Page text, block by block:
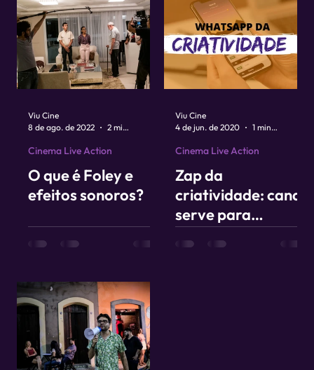
O que é Foley e
efeitos sonoros?
Cinema Live Action
Viu Cine
8 de ago. de 2022
2 min de leitura
Zap da
criatividade: canal
serve para
conteúdos
Cinema Live Action
Viu Cine
4 de jun. de 2020
1 min de leitura